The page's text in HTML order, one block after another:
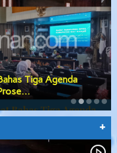
Agenda Strategis
d…
+